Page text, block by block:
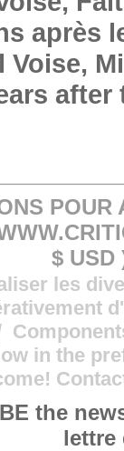
après
Voise,
after
POUR
$
les
in the
the
lettre